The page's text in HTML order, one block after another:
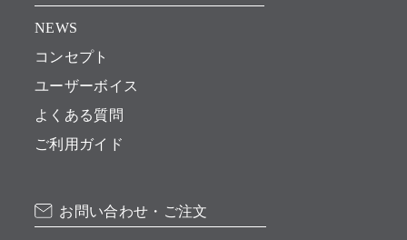
NEWS
コンセプト
ユーザーボイス
よくある質問
ご利用ガイド
お問い合わせ・ご注文